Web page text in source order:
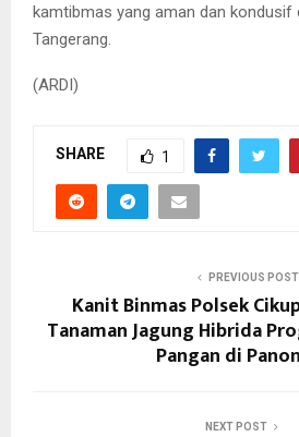
kamtibmas yang aman dan kondusif
Tangerang.
(ARDI)
SHARE 1
PREVIOUS POST
Kanit Binmas Polsek
Tanaman Jagung Hibrida
Pangan di
NEXT POST